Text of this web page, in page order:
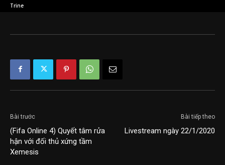
Trine
Bài trước
(Fifa Online 4) Quyết tâm rửa
hận với đối thủ xứng tầm
Xemesis
Bài tiếp theo
Livestream ngày 22/1/2020